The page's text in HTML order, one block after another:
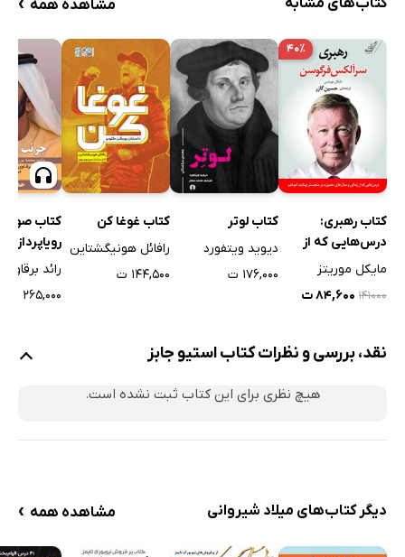
مشاهده همه
۴۰٪
کتاب رهبری:
درس‌هایی که از
زندگی و سال‌های
منچستریونایتد
مایکل موریتز
۱۴۱۰۰۰ ۸۴,۶۰۰ ت
کتاب لوتر
دیوید ویتفورد
۱۷۶,۰۰۰ ت
کتاب غوغا کن
رافائل هونیگشتاین
۱۴۴,۵۰۰ ت
کتاب
رویاپردازی
رائد برقاوی
۲۶۵,۰۰۰ ت
نقد، بررسی و نظرات کتاب استیو جابز
هیچ نظری برای این کتاب ثبت نشده است.
دیگر کتاب‌های میلاد شیروانی مشاهده همه ›